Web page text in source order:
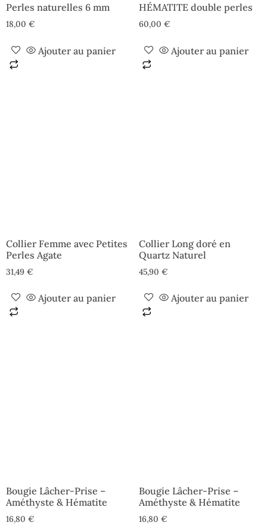
Perles naturelles 6 mm
18,00 €
Ajouter au panier
HÉMATITE double perles
60,00 €
Ajouter au panier
Collier Femme avec Petites
Perles Agate
31,49 €
Ajouter au panier
Collier Long doré en
Quartz Naturel
45,90 €
Ajouter au panier
Bougie Lâcher-Prise –
Améthyste & Hématite
16,80 €
Bougie Lâcher-Prise –
Améthyste & Hématite
16,80 €